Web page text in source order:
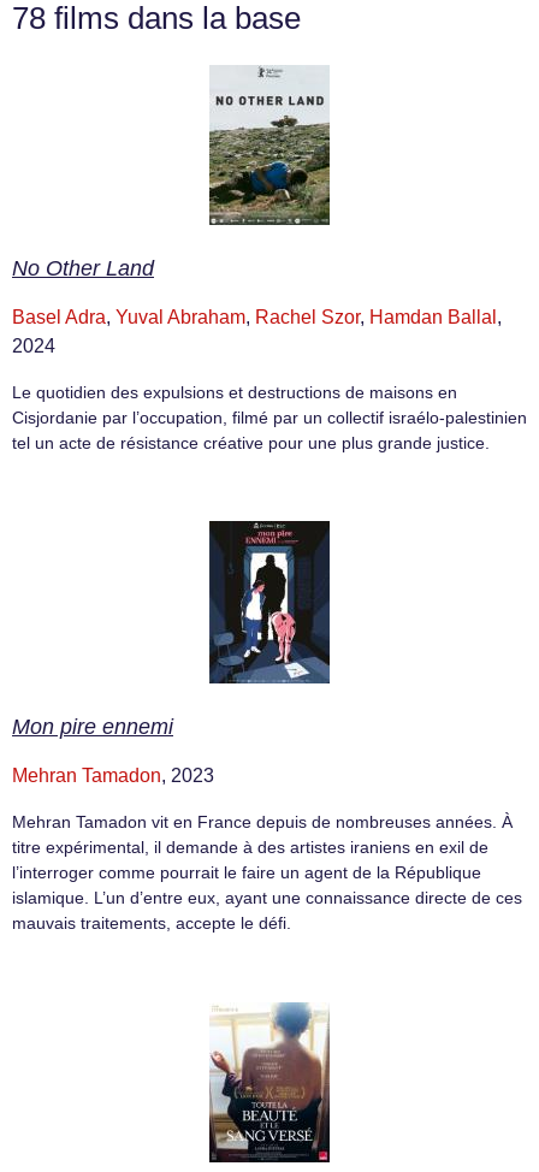
78 films dans la base
No Other Land
Basel Adra, Yuval Abraham, Rachel Szor, Hamdan Ballal ,
2024
Le quotidien des expulsions et destructions de maisons en
Cisjordanie par l’occupation, filmé par un collectif israélo-palestinien
tel un acte de résistance créative pour une plus grande justice.
Mon pire ennemi
Mehran Tamadon, 2023
Mehran Tamadon vit en France depuis de nombreuses années. À
titre expérimental, il demande à des artistes iraniens en exil de
l’interroger comme pourrait le faire un agent de la République
islamique. L’un d’entre eux, ayant une connaissance directe de ces
mauvais traitements, accepte le défi.